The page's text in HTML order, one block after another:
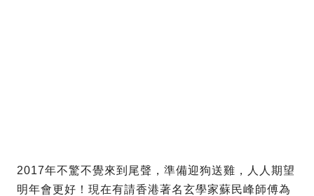
2017年不驚不覺來到尾聲，準備迎狗送雞，人人期望
明年會更好！現在有請香港著名玄學家蘇民峰師傅為